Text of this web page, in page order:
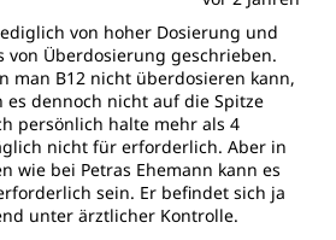
von hoher Dosierung und
von Überdosierung geschrieben.
man B12 nicht überdosieren kann,
es dennoch nicht auf die Spitze
persönlich halte mehr als 4
nicht für erforderlich. Aber in
wie bei Petras Ehemann kann es
sein. Er befindet sich ja
unter ärztlicher Kontrolle.